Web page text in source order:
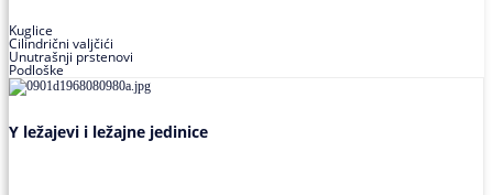
Kuglice
Cilindrični valjčići
Unutrašnji prstenovi
Podloške
Y ležajevi i ležajne jedinice